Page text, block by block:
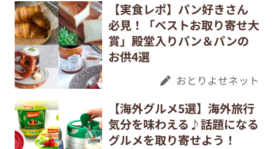
【実食レポ】パン好きさん
必見！「ベストお取り寄せ大
賞」殿堂入りパン＆パンの
お供4選
おとりよせネット
【海外グルメ5選】海外旅行
気分を味わえる♪話題になる
グルメを取り寄せよう！